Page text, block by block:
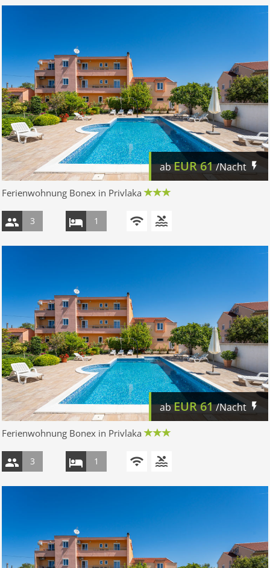
abEUR61/Nacht
Ferienwohnung Bonex in Privlaka
3 1
abEUR61/Nacht
Ferienwohnung Bonex in Privlaka
3 1